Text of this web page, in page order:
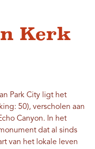
Kerk
Park City ligt het
50), verscholen aan
Canyon. In het
dat al sinds
van het lokale leven